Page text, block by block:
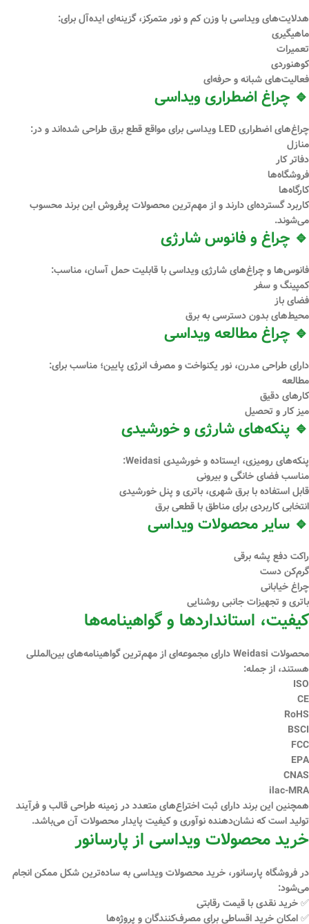
هدلایت‌های ویداسی با وزن کم و نور متمرکز، گزینه‌ای ایده‌آل برای:
ماهیگیری
تعمیرات
کوهنوردی
فعالیت‌های شبانه و حرفه‌ای
🔹 چراغ اضطراری ویداسی
چراغ‌های اضطراری LED ویداسی برای مواقع قطع برق طراحی شده‌اند و در:
منازل
دفاتر کار
فروشگاه‌ها
کارگاه‌ها
کاربرد گسترده‌ای دارند و از مهم‌ترین محصولات پرفروش این برند محسوب
می‌شوند.
🔹 چراغ و فانوس شارژی
فانوس‌ها و چراغ‌های شارژی ویداسی با قابلیت حمل آسان، مناسب:
کمپینگ و سفر
فضای باز
محیط‌های بدون دسترسی به برق
🔹 چراغ مطالعه ویداسی
دارای طراحی مدرن، نور یکنواخت و مصرف انرژی پایین؛ مناسب برای:
مطالعه
کارهای دقیق
میز کار و تحصیل
🔹 پنکه‌های شارژی و خورشیدی
پنکه‌های رومیزی، ایستاده و خورشیدی Weidasi:
مناسب فضای خانگی و بیرونی
قابل استفاده با برق شهری، باتری و پنل خورشیدی
انتخابی کاربردی برای مناطق با قطعی برق
🔹 سایر محصولات ویداسی
راکت دفع پشه برقی
گرم‌کن دست
چراغ خیابانی
باتری و تجهیزات جانبی روشنایی
کیفیت، استانداردها و گواهینامه‌ها
محصولات Weidasi دارای مجموعه‌ای از
مهم‌ترین گواهینامه‌های بین‌المللی
هستند، از جمله:
ISO
CE
RoHS
BSCI
FCC
EPA
CNAS
ilac-MRA
همچنین این برند دارای ثبت اختراع‌های متعدددر زمینه طراحی قالب و فرآیند
تولید است که نشان‌دهنده نوآوری و کیفیت پایدار محصولات آن می‌باشد.
خرید محصولات ویداسی از پارسانور
در فروشگاه پارسانور، خرید محصولات ویداسی به ساده‌ترین شکل ممکن انجام
می‌شود:
✅ خریدنقدیبا قیمت رقابتی
✅ امکانخرید اقساطیبرای مصرف‌کنندگان و پروژه‌ها